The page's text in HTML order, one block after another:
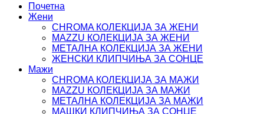
Почетна
Жени
CHROMA КОЛЕКЦИЈА ЗА ЖЕНИ
MAZZU КОЛЕКЦИЈА ЗА ЖЕНИ
МЕТАЛНА КОЛЕКЦИЈА ЗА ЖЕНИ
ЖЕНСКИ КЛИПЧИЊА ЗА СОНЦЕ
Мажи
CHROMA КОЛЕКЦИЈА ЗА МАЖИ
MAZZU КОЛЕКЦИЈА ЗА МАЖИ
МЕТАЛНА КОЛЕКЦИЈА ЗА МАЖИ
МАШКИ КЛИПЧИЊА ЗА СОНЦЕ